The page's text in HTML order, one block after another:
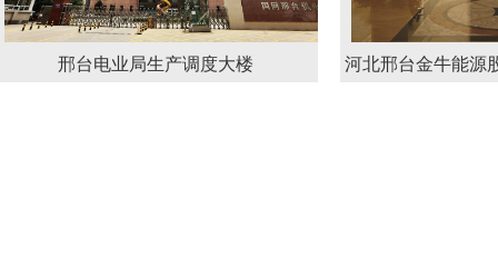
台电业局生产调度大楼 河北邢台金牛能源股份有